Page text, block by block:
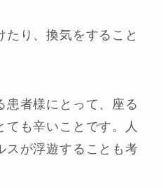
り、換気をすること
患者様にとって、座る
ても辛いことです。人
スが浮遊することも考